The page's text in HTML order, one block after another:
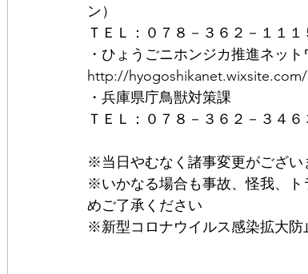
ン）
ＴＥＬ：０７８－３６２－１１
・ひょうごニホンジカ推進ネッ
http://
・兵庫県庁鳥獣対策課
ＴＥＬ：０７８－３６２－３４
※当日やむなく諸事変更がござい
※いかなる場合も事故、怪我、ト
めご了承ください
※新型コロナウイルス感染拡大防